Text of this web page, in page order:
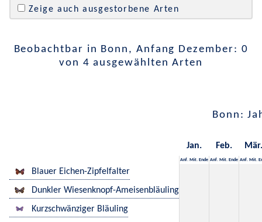
Zeige auch ausgestorbene Arten
Beobachtbar in Bonn, Anfang Dezember: 0
von 4 ausgewählten Arten
Bonn:
Jan. Feb. Mär.
Anf. Mit. Ende Anf. Mit. Ende Anf. Mit.
Blauer Eichen-Zipfelfalter
Dunkler Wiesenknopf-Ameisenbläuling
Kurzschwänziger Bläuling